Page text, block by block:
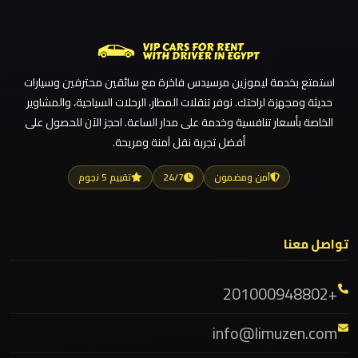
ليموزين مطار العلمين الجديدة
ليموزين مطار العلمين
ليموزين مطار العالمين
ليموزين مطار العاصمة الادارية
ليموزين مطار اكتوبر
ليموزين مرسيدس ايجار بالسائق فى مصر
ليموزين مرسي مطروح
ليموزين مرسي علم
ليموزين
مدينة
ليموزين
لوكسور
ليموزين
استمتع بخدمة ليموزين مرسيدس فاخرة مع سائقين محترفين وسيارات
حديثة ومجهزة لراحتك. نوفر تنقلات المطار، الرحلات السياحية، والمشاوير
الخاصة بأسعار تنافسية وخدمة على مدار الساعة. احجز الآن للحصول على
أفضل تجربة نقل آمنة ومريحة.
آمن ومضمون 24/7 تقييم 5 نجوم
تواصل معنا
+201000948802
info@limuzen.com